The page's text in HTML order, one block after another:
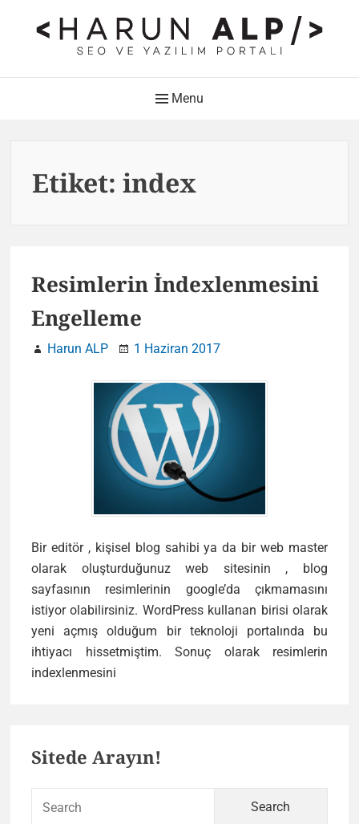
HARUN ALP Kişisel Blog –
SEO ve Yazılım Portalı
Menu
Etiket: index
Resimlerin İndexlenmesini
Engelleme
Harun ALP 1 Haziran 2017
Bir editör , kişisel blog sahibi ya da bir web master
olarak oluşturduğunuz web sitesinin , blog
sayfasının resimlerinin google’da çıkmamasını
istiyor olabilirsiniz. WordPress kullanan birisi olarak
yeni açmış olduğum bir teknoloji portalında bu
ihtiyacı hissetmiştim. Sonuç olarak resimlerin
indexlenmesini
Sitede Arayın!